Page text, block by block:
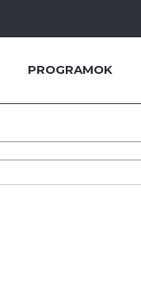
PROGRAMOK